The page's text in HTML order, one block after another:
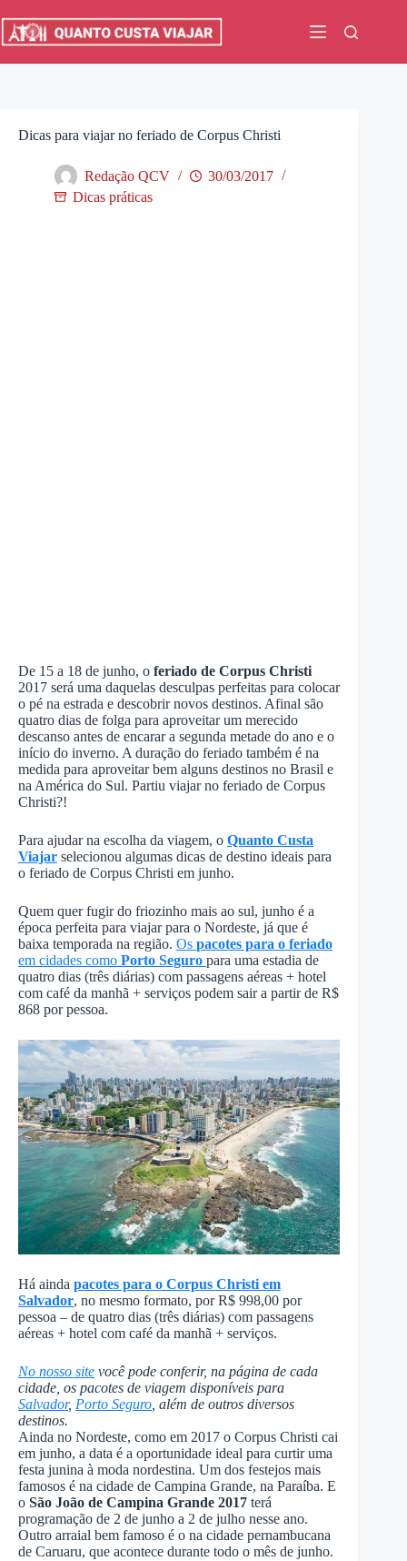
para
Dicas para viajar no feriado de Corpus Christi
Redação QCV
30/03/2017
Dicas práticas
De 15 a 18 de junho, o feriado de Corpus Christi
2017 será uma daquelas desculpas perfeitas para colocar
o pé na estrada e descobrir novos destinos. Afinal são
quatro dias de folga para aproveitar um merecido
descanso antes de encarar a segunda metade do ano e o
início do inverno. A duração do feriado também é na
medida para aproveitar bem alguns destinos no Brasil e
na América do Sul. Partiu viajar no feriado de Corpus
Christi?!
Para ajudar na escolha da viagem, o Quanto Custa
Viajar selecionou algumas dicas de destino ideais para
o feriado de Corpus Christi em junho.
Quem quer fugir do friozinho mais ao sul, junho é a
época perfeita para viajar para o Nordeste, já que é
baixa temporada na região. Os pacotes para o feriado
em cidades como Porto Seguro para uma estadia de
quatro dias (três diárias) com passagens aéreas + hotel
com café da manhã + serviços podem sair a partir de R$
868 por pessoa.
Há ainda pacotes para o Corpus Christi em
Salvador, no mesmo formato, por R$ 998,00 por
pessoa – de quatro dias (três diárias) com passagens
aéreas + hotel com café da manhã + serviços.
No nosso site você pode conferir, na página de cada
cidade, os pacotes de viagem disponíveis para
Salvador, Porto Seguro , além de outros diversos
destinos.
Ainda no Nordeste, como em 2017 o Corpus Christi cai
em junho, a data é a oportunidade ideal para curtir uma
festa junina à moda nordestina. Um dos festejos mais
famosos é na cidade de Campina Grande, na Paraíba. E
o São João de Campina Grande 2017 terá
programação de 2 de junho a 2 de julho nesse ano.
Outro arraial bem famoso é o na cidade pernambucana
de Caruaru, que acontece durante todo o mês de junho.